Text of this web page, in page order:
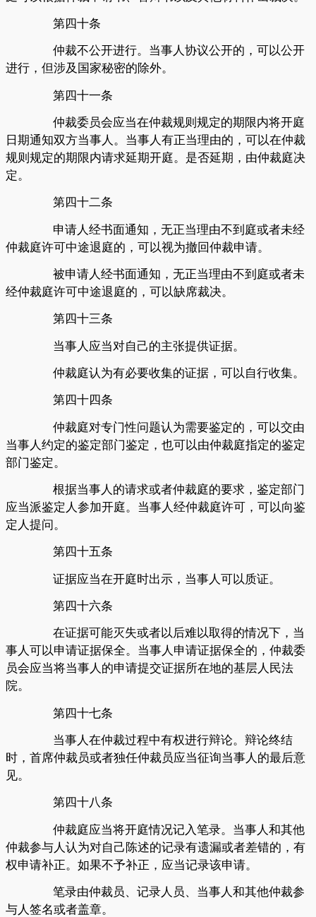
第四十条
仲裁不公开进行。当事人协议公开的，可以公开
进行，但涉及国家秘密的除外。
第四十一条
仲裁委员会应当在仲裁规则规定的期限内将开庭
日期通知双方当事人。当事人有正当理由的，可以在仲裁
规则规定的期限内请求延期开庭。是否延期，由仲裁庭决
定。
第四十二条
申请人经书面通知，无正当理由不到庭或者未经
仲裁庭许可中途退庭的，可以视为撤回仲裁申请。
被申请人经书面通知，无正当理由不到庭或者未
经仲裁庭许可中途退庭的，可以缺席裁决。
第四十三条
当事人应当对自己的主张提供证据。
仲裁庭认为有必要收集的证据，可以自行收集。
第四十四条
仲裁庭对专门性问题认为需要鉴定的，可以交由
当事人约定的鉴定部门鉴定，也可以由仲裁庭指定的鉴定
部门鉴定。
根据当事人的请求或者仲裁庭的要求，鉴定部门
应当派鉴定人参加开庭。当事人经仲裁庭许可，可以向鉴
定人提问。
第四十五条
证据应当在开庭时出示，当事人可以质证。
第四十六条
在证据可能灭失或者以后难以取得的情况下，当
事人可以申请证据保全。当事人申请证据保全的，仲裁委
员会应当将当事人的申请提交证据所在地的基层人民法
院。
第四十七条
当事人在仲裁过程中有权进行辩论。辩论终结
时，首席仲裁员或者独任仲裁员应当征询当事人的最后意
见。
第四十八条
仲裁庭应当将开庭情况记入笔录。当事人和其他
仲裁参与人认为对自己陈述的记录有遗漏或者差错的，有
权申请补正。如果不予补正，应当记录该申请。
笔录由仲裁员、记录人员、当事人和其他仲裁参
与人签名或者盖章。